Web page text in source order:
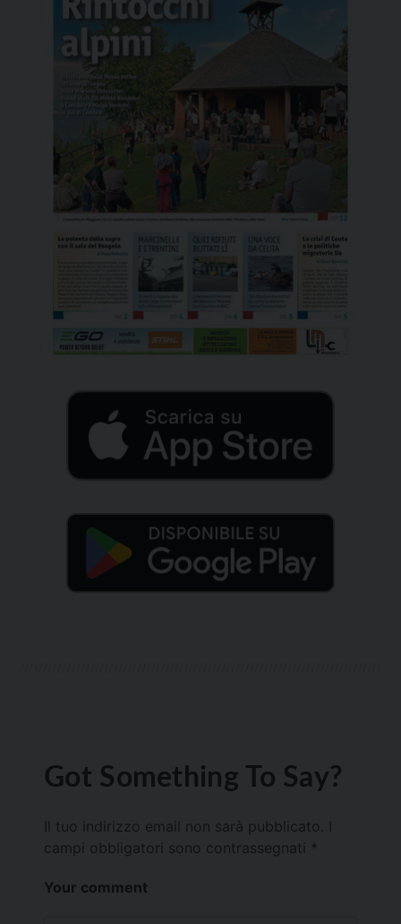
Got Something To Say?
Il tuo indirizzo email non sarà pubblicato.
campi obbligatori sono contrassegnati *
Your comment